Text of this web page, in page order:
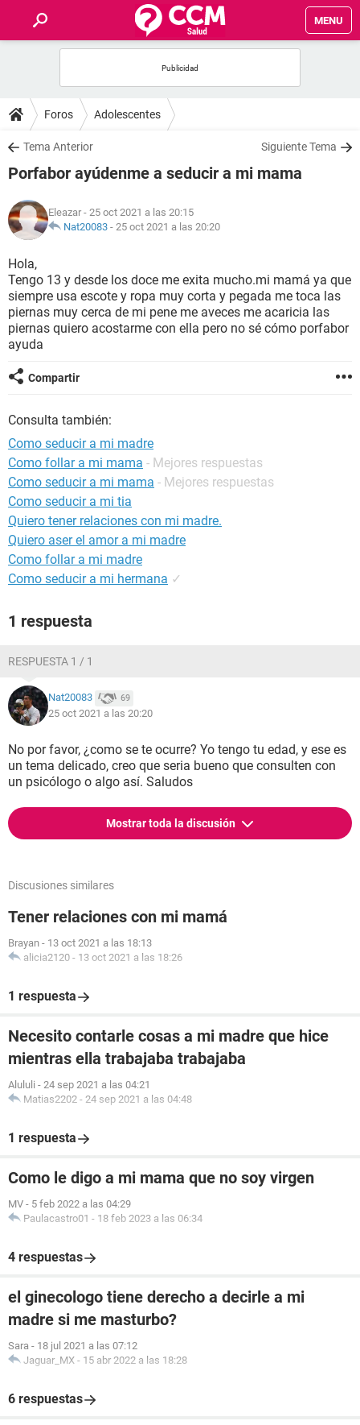
MENU
FOROS
SALUD
NUTRICIÓN
BIENESTAR
SEXUALIDAD
GLOSARIO
Foros Adolescentes
Tema Anterior Siguiente Tema
Porfabor ayúdenme a seducir a mi mama
Eleazar - 25 oct 2021 a las 20:15
Nat20083 - 25 oct 2021 a las 20:20
Hola,
Tengo 13 y desde los doce me exita mucho.mi mamá ya que
siempre usa escote y ropa muy corta y pegada me toca las
piernas muy cerca de mi pene me aveces me acaricia las
piernas quiero acostarme con ella pero no sé cómo porfabor
ayuda
Compartir
Consulta también:
Como seducir a mi madre
Como follar a mi mama - Mejores respuestas
Como seducir a mi mama - Mejores respuestas
Como seducir a mi tia
Quiero tener relaciones con mi madre.
Quiero aser el amor a mi madre
Como follar a mi madre
Como seducir a mi hermana ✓
1 respuesta
RESPUESTA 1 / 1
Nat20083 69
25 oct 2021 a las 20:20
No por favor, ¿como se te ocurre? Yo tengo tu edad, y ese es
un tema delicado, creo que seria bueno que consulten con
un psicólogo o algo así. Saludos
Mostrar toda la discusión
Discusiones similares
Tener relaciones con mi mamá
Brayan - 13 oct 2021 a las 18:13
alicia2120 - 13 oct 2021 a las 18:26
1 respuesta
Necesito contarle cosas a mi madre que hice
mientras ella trabajaba trabajaba
Alululi - 24 sep 2021 a las 04:21
Matias2202 - 24 sep 2021 a las 04:48
1 respuesta
Como le digo a mi mama que no soy virgen
MV - 5 feb 2022 a las 04:29
Paulacastro01 - 18 feb 2023 a las 06:34
4 respuestas
el ginecologo tiene derecho a decirle a mi
madre si me masturbo?
Sara - 18 jul 2021 a las 07:12
Jaguar_MX - 15 abr 2022 a las 18:28
6 respuestas